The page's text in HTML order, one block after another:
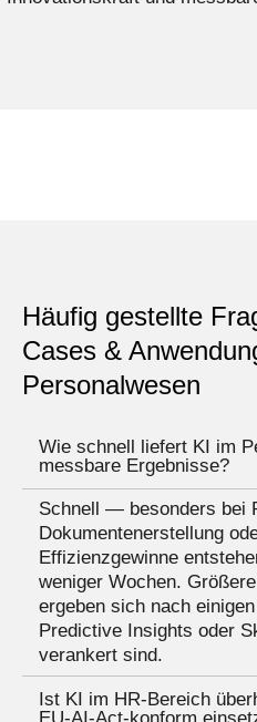
Häufig gestellte
Cases &
Personalwesen
Wie schnell liefert KI im
messbare Ergebnisse?
Schnell — besonders bei
Dokumentenerstellung
Effizienzgewinne
weniger Wochen.
ergeben sich nach
Predictive Insights oder
verankert sind.
Ist KI im HR-Bereich